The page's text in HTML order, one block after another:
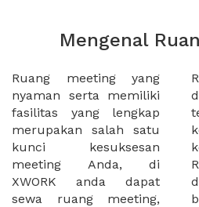
Mengenal
Ruang meeting yang
nyaman serta memiliki
fasilitas yang lengkap
merupakan salah satu
kunci kesuksesan
meeting Anda, di
XWORK anda dapat
sewa ruang meeting,
Ruang meeting juga
dapat diatur susunan
tempat duduk sesuai
kebutuhan dan
ketersediaan ruangan.
Ribuan ruang meeting
dapat Anda pilih
berdasarkan corak